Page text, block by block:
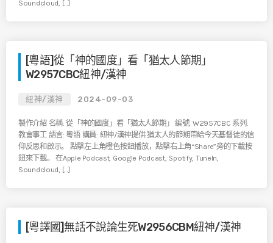
Soundcloud, […]
[粵語]從「神的國度」看「猶太人節期」
W2957CBC紐神/漢神
紐神/漢神 2024-09-03
製作介紹 名稱: 從「神的國度」看「猶太人節期」 編號: W2957CBC 系列:
教會事工 語言: 粵語 講員: 紐神/漢神提供 猶太人的節期帶給今天基督徒的信
仰反思和啟示。 點擊左上角橙色按鈕播放，點擊右上角“Share”旁的下載按
鈕來下載。 在Apple Podcast, Google Podcast, Spotify, TuneIn,
Soundcloud, […]
[粵譯國]無話不說論生死W2956CBM紐神/漢神